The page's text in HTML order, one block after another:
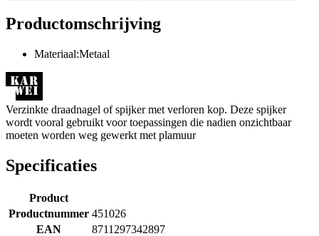
Productomschrijving
Materiaal:Metaal
Verzinkte draadnagel of spijker met verloren kop. Deze spijker
wordt vooral gebruikt voor toepassingen die nadien onzichtbaar
moeten worden weg gewerkt met plamuur
Specificaties
Product
Productnummer 451026
EAN
8711297342897